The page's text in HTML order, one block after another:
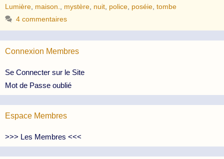
Lumière maison. mystère nuit police poséie tombe
4 commentaires
Connexion Membres
Se Connecter sur le Site
Mot de Passe oublié
Espace Membres
>>> Les Membres <<<